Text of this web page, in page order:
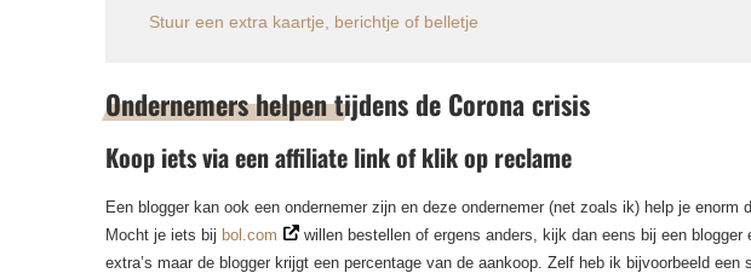
Stuur een extra kaartje, berichtje of belletje
Ondernemers helpen tijdens de Corona crisis
Koop iets via een affiliate link of klik op reclame
Een blogger kan ook een ondernemer zijn en deze ondernemer (net zoals ik) help je
Mocht je iets bij bol.com
willen bestellen of ergens anders, kijk dan eens bij een
extra’s maar de blogger krijgt een percentage van de aankoop. Zelf heb ik bijvoorbeeld een